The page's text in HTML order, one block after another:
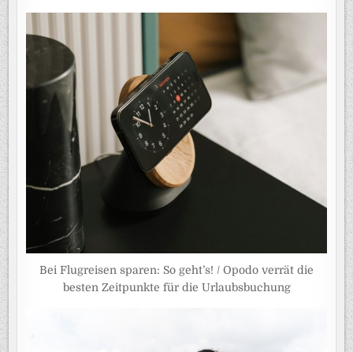
Bei Flugreisen sparen: So geht’s! / Opodo verrät die
besten Zeitpunkte für die Urlaubsbuchung